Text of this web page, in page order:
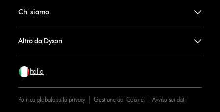
Chi siamo
Altro da Dyson
Italia
Politica globale sulla privacy Gestione dei Cookie Avviso sui dati